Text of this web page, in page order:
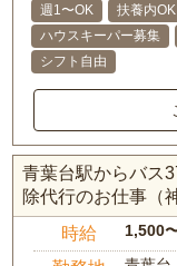
週1〜OK 扶養内OK
ハウスキーパー募集
シフト自由
青葉台駅からバス
除代行のお仕事（
時給 1,500